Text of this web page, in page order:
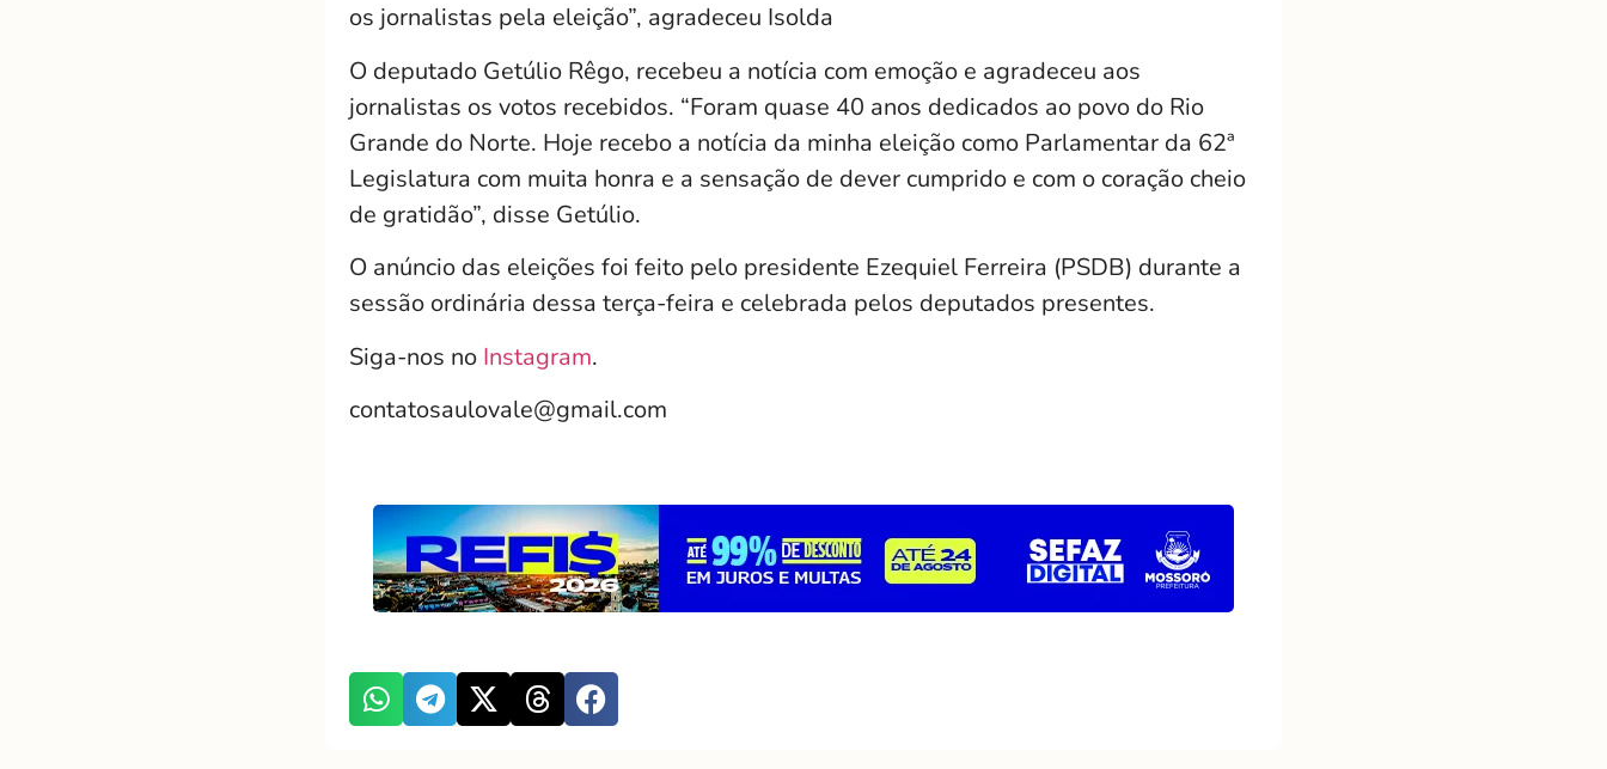
os jornalistas pela eleição”, agradeceu Isolda
O deputado Getúlio Rêgo, recebeu a notícia com emoção e agradeceu aos
jornalistas os votos recebidos. “Foram quase 40 anos dedicados ao povo do Rio
Grande do Norte. Hoje recebo a notícia da minha eleição como Parlamentar da 62ª
Legislatura com muita honra e a sensação de dever cumprido e com o coração cheio
de gratidão”, disse Getúlio.
O anúncio das eleições foi feito pelo presidente Ezequiel Ferreira (PSDB) durante a
sessão ordinária dessa terça-feira e celebrada pelos deputados presentes.
Siga-nos no Instagram.
contatosaulovale@gmail.com